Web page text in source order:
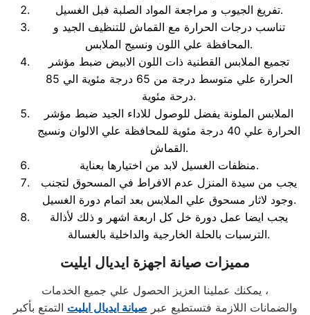
تفريغ الجيوب و مراجعة المواد الصلبة فبل الغسيل.
تناسب درجات الحرارة مع القماش للتنظيف الجيد و
المحافظة علي اللون ونسيج الملابس.
تجميع الملابس القطنية ذات اللون الابيض ضبط مؤشر
الحرارة علي متوسط درجة من 65 درجة مئوية الي 85
درحة مئوية.
الملابس الملونة يفضل للوصول للاداء الجيد ضبط مؤشر
الحرارة علي 40 درجة مئوية للمحافظة علي الالوان ونسيج
القماش.
منظفات الغسيل لابد من اختيارها بعناية.
يجب من سيدة المنزل عدم الافراط في المسحوق لتجنب
وجود لاثار مسحوق علي الملابس بعد اتمام دورة الغسيل.
يجب ايضا عمل دورة خل كل اربعة اشهر و ذلك لأذالة
الترسبات بالحلة الخارجية والداخلية بالغسالة.
مميزات صيانة اجهزة ايديال ايليت
يمكنك عملينا العزيز الحصول علي جميع الخدمات ،
والضمانات اللازمة فتستطيع عبر صيانة ايديال ايليت التمتع بأكبر